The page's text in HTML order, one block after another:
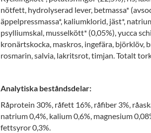
nötfett, hydrolyserad lever, betmassa*
äppelpressmassa*, kaliumklorid, jäst*,
psylliumskal, musselkött* (0,05%), yucca
kronärtskocka, maskros, ingefära, björklöv,
rosmarin, salvia, lakritsrot, timjan. Totalt
Analytiska beståndsdelar:
Råprotein 30%, råfett 16%, råfiber 3%,
natrium 0,4%, kalium 0,6%, magnesium
fettsyror 0,3%.